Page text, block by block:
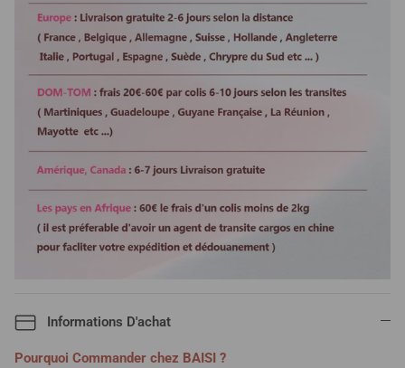
Informations D'achat
Pourquoi Commander chez BAISI ?